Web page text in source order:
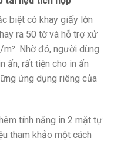
biệt có khay giấy lớn
ra 50 tờ và hỗ trợ xử
Nhờ đó, người dùng
ấn, rất tiện cho in ấn
ứng dụng riêng của
tính năng in 2 mặt tự
tham khảo một cách